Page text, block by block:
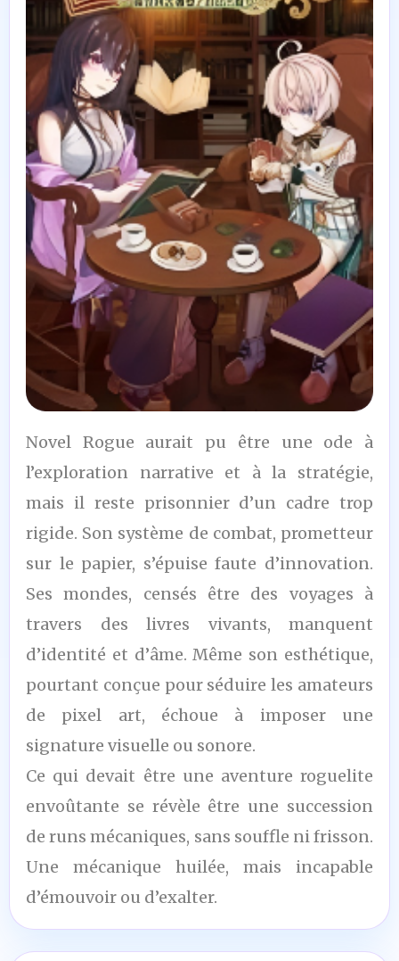
5
/10
Novel Rogue aurait pu être une ode à
l’exploration narrative et à la stratégie,
mais il reste prisonnier d’un cadre trop
rigide. Son système de combat, prometteur
sur le papier, s’épuise faute d’innovation.
Ses mondes, censés être des voyages à
travers des livres vivants, manquent
d’identité et d’âme. Même son esthétique,
pourtant conçue pour séduire les amateurs
de pixel art, échoue à imposer une
signature visuelle ou sonore.
Ce qui devait être une aventure roguelite
envoûtante se révèle être une succession
de runs mécaniques, sans souffle ni frisson.
Une mécanique huilée, mais incapable
d’émouvoir ou d’exalter.